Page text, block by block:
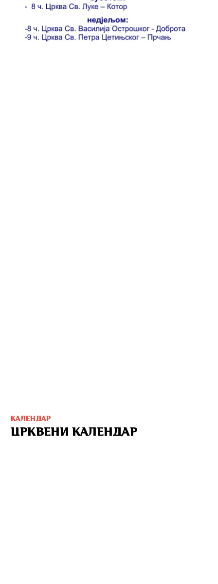
КАЛЕНДАР
ЦРКВЕНИ КАЛЕНДАР